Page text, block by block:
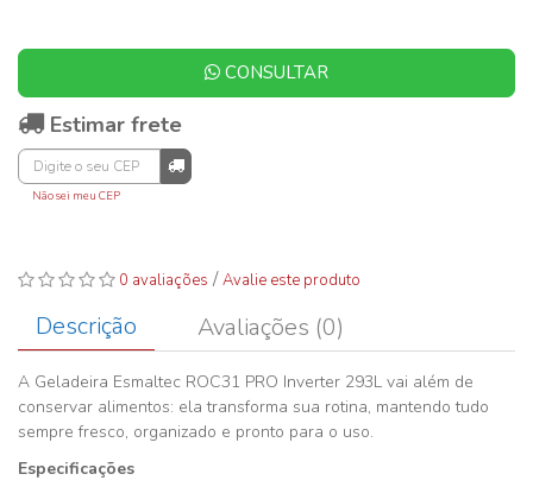
CONSULTAR
Estimar frete
Não sei meu CEP
0 avaliações /Avalie este produto
Descrição Avaliações (0)
A Geladeira Esmaltec ROC31 PRO Inverter 293L vai além de
conservar alimentos: ela transforma sua rotina, mantendo tudo
sempre fresco, organizado e pronto para o uso.
Especificações